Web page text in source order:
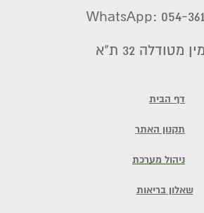
דף הבית
תקנון האתר
ניהול מערכת
שאלון בריאות
מטודלה 32 ת"א
WhatsApp: 054-